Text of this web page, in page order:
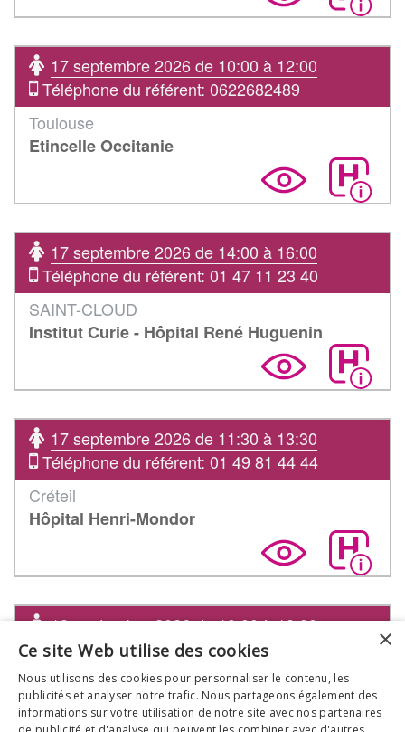
17 septembre 2026 de 10:00 à 12:00
Téléphone du référent: 0622682489
Toulouse
Etincelle Occitanie
17 septembre 2026 de 14:00 à 16:00
Téléphone du référent: 01 47 11 23 40
SAINT-CLOUD
Institut Curie - Hôpital René Huguenin
17 septembre 2026 de 11:30 à 13:30
Téléphone du référent: 01 49 81 44 44
Créteil
Hôpital Henri-Mondor
18 septembre 2026 de 10:00 à 12:00
Téléphone du référent:
Metz
Hôpital-Clinique Claude Bernard - Feminae
×
Ce site Web utilise des cookies
Nous utilisons des cookies pour personnaliser le contenu, les
publicités et analyser notre trafic. Nous partageons également des
informations sur votre utilisation de notre site avec nos partenaires